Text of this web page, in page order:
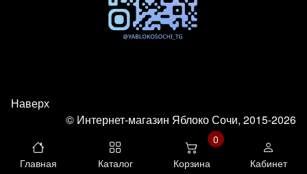
Наверх
© Интернет-магазин Яблоко Сочи, 2015-2026
Главная Каталог
0
Корзина
Кабинет